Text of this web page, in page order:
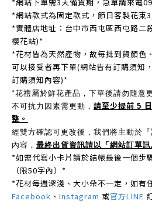
*網站款式為固定款式，節日客製花束
*實體店地址：台中市西屯區西屯路二
櫻花站)*
*花材皆為天然產物，故每批到貨顏色
可以接受者再下單(網站皆有訂購須知
訂購須知內容)*
*花禮屬於鮮花產品，下單後請勿隨意
不可抗力因素需更動， 請至少提前 5
整。
經雙方確認可更改後，我們將主動於
內容， 最終出貨資訊請以「網站訂單訊
*如需代寫小卡片請於結帳最後一個步
（限50字內）*
*花材每週深淺、大小朵不一定，如有
Facebook 、 Instagram 或官方LINE